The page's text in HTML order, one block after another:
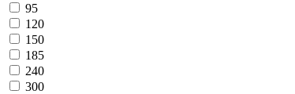
95
120
150
185
240
300